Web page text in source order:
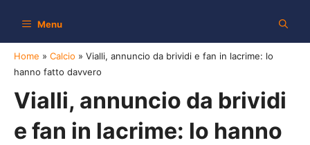
Menu
Home » Calcio » Vialli, annuncio da brividi e fan in lacrime: lo
hanno fatto davvero
Vialli, annuncio da brividi
e fan in lacrime: lo hanno